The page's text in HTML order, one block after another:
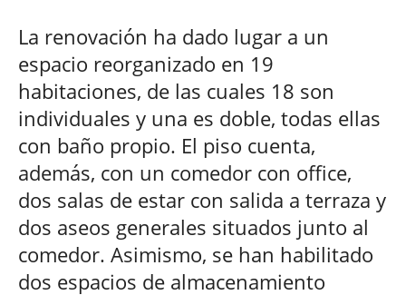
La renovación ha dado lugar a un
espacio reorganizado en 19
habitaciones, de las cuales 18 son
individuales y una es doble, todas ellas
con baño propio. El piso cuenta,
además, con un comedor con office,
dos salas de estar con salida a terraza y
dos aseos generales situados junto al
comedor. Asimismo, se han habilitado
dos espacios de almacenamiento